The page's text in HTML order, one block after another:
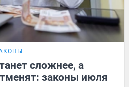
сложнее, а
законы июля